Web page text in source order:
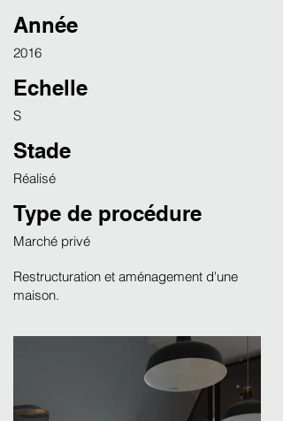
Année
2016
Echelle
S
Stade
Réalisé
Type de procédure
Marché privé
Restructuration et aménagement d'une
maison.